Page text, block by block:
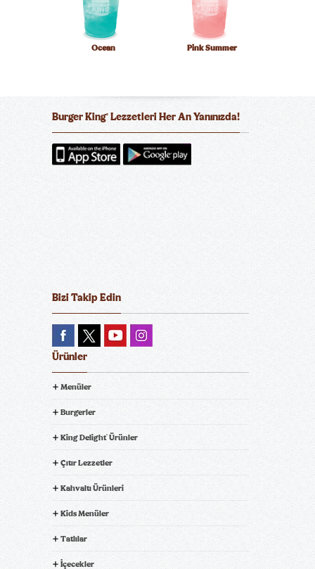
Ocean Pink Summer
Cool Lime Cranberry Hibiscus
Gold
Coca-Cola Light Coca-Cola Zero Sugar
Burger King® Lezzetleri Her An Yanınızda!
Bizi Takip Edin
Ürünler
Menüler
Burgerler
King Delight® Ürünler
Çıtır Lezzetler
Kahvaltı Ürünleri
Kids Menüler
Tatlılar
İçecekler